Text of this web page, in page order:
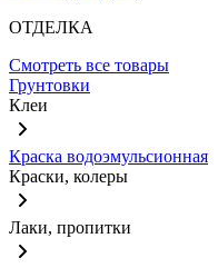
ОТДЕЛКА
Смотреть все товары
Грунтовки
Клеи
Краска водоэмульсионная
Краски, колеры
Лаки, пропитки